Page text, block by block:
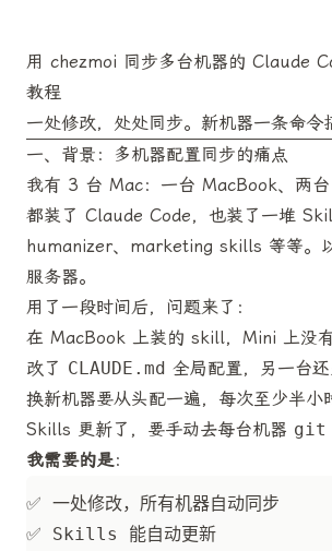
用 chezmoi 同步多台机器的 Claude
教程
一处修改，处处同步。新机器一条命令
一、背景：多机器配置同步的痛点
我有 3 台 Mac：一台 MacBook、两
都装了 Claude Code，也装了一堆
humanizer、marketing skills 等等。
服务器。
用了一段时间后，问题来了：
在 MacBook 上装的 skill，Mini 上没
改了 CLAUDE.md 全局配置，另一台
换新机器要从头配一遍，每次至少半小
Skills 更新了，要手动去每台机器 git
我需要的是：